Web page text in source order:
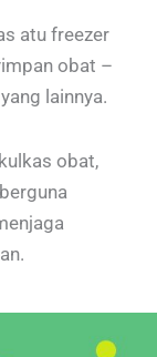
atu freezer
obat –
lainnya.
obat,